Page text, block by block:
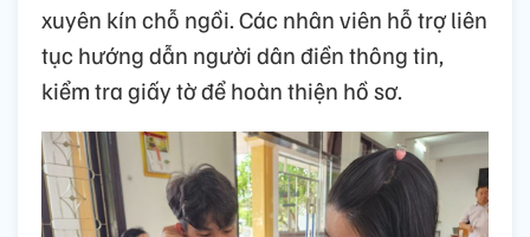
xuyên kín chỗ ngồi. Các nhân viên hỗ trợ liên
tục hướng dẫn người dân điền thông tin,
kiểm tra giấy tờ để hoàn thiện hồ sơ.